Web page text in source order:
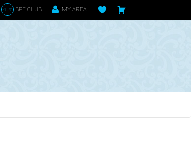
-10% BPF CLUB MY AREA